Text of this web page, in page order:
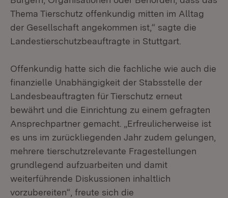
Thema Tierschutz offenkundig mitten im Alltag
der Gesellschaft angekommen ist,“ sagte die
Landestierschutzbeauftragte in Stuttgart.
Offenkundig hatte sich die fachliche wie auch die
finanzielle Unabhängigkeit der Stabsstelle der
Landesbeauftragten für Tierschutz erneut
bewährt und die Einrichtung zu einem gefragten
Ansprechpartner gemacht. „Erfreulicherweise ist
es uns im zurückliegenden Jahr zudem gelungen,
mehrere tierschutzrelevante Fragestellungen
grundlegend aufzuarbeiten und damit
weiterführende Diskussionen inhaltlich
vorzubereiten“, freute sich die